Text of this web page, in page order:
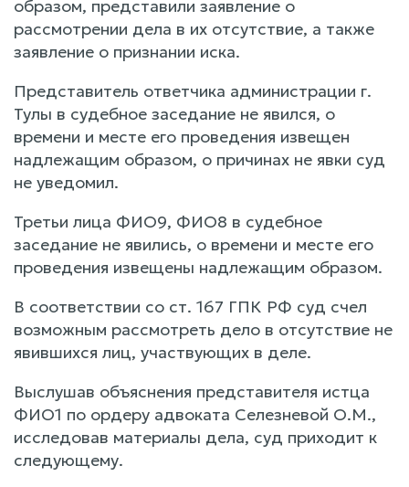
образом, представили заявление о
рассмотрении дела в их отсутствие, а также
заявление о признании иска.
Представитель ответчика администрации г.
Тулы в судебное заседание не явился, о
времени и месте его проведения извещен
надлежащим образом, о причинах не явки суд
не уведомил.
Третьи лица ФИО9, ФИО8 в судебное
заседание не явились, о времени и месте его
проведения извещены надлежащим образом.
В соответствии со ст. 167 ГПК РФ суд счел
возможным рассмотреть дело в отсутствие не
явившихся лиц, участвующих в деле.
Выслушав объяснения представителя истца
ФИО1 по ордеру адвоката Селезневой О.М.,
исследовав материалы дела, суд приходит к
следующему.